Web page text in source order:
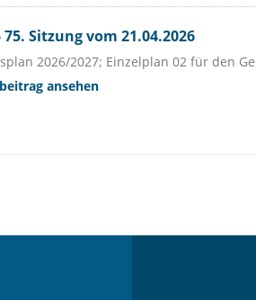
75. Sitzung vom 21.04.2026
2026/2027; Einzelplan 02 für den
ansehen